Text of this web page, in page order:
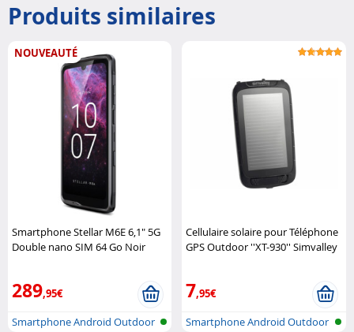
Produits similaires
NOUVEAUTÉ
Smartphone Stellar M6E 6,1" 5G
Double nano SIM 64 Go Noir
289,95€
Smartphone Android Outdoor
Cellulaire solaire pour Téléphone
GPS Outdoor ''XT-930'' Simvalley
7,95€
Smartphone Android Outdoor